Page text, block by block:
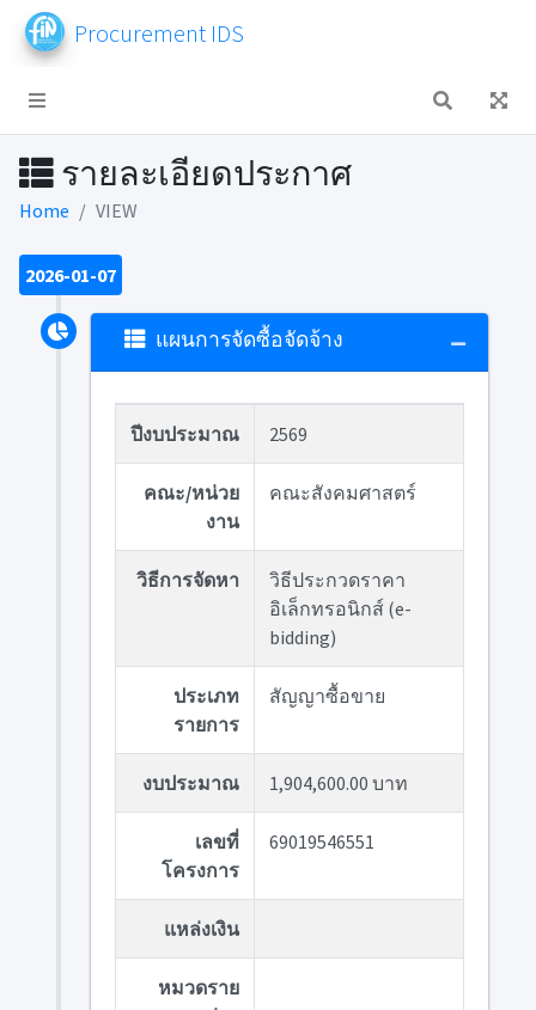
Procurement IDS
รายละเอียดประกาศ
Home VIEW
2026-01-07
แผนการจัดซื้อจัดจ้าง
ปีงบประมาณ 2569
คณะ/หน่วย
งาน
คณะสังคมศาสตร์
วิธีการจัดหา
วิธีประกวดราคา
อิเล็กทรอนิกส์ (e-
bidding)
ประเภท
รายการ
สัญญาซื้อขาย
งบประมาณ 1,904,600.00 บาท
เลขที่
โครงการ
69019546551
แหล่งเงิน
หมวดราย